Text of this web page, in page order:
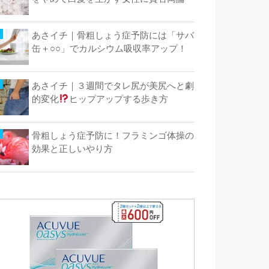
あさイチ｜骨粗しょう症予防には「サバ
缶＋○○」でカルシウム吸収率アップ！
あさイチ｜３週間でタレ尻が美尻へと劇
的変化
ヒップアップする歩き方
骨粗しょう症予防に！フラミンゴ体操の
効果と正しいやり方